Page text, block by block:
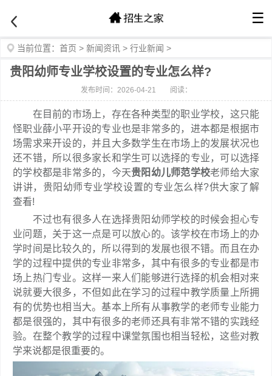
☰
当前位置： 首页 > 新闻资讯 > 行业新闻 >
贵阳幼师专业学校设置的专业怎么样?
发布时间：2026-04-21 阅读：
在目前的市场上，存在各种类型的职业学校，这只能
怪职业薛小平开设的专业也是非常多的，进本都是根据市
场需求来开设的，并且大多数学生在市场上的发展状况也
还不错，所以很多家长和学生可以选择的专业，可以选择
的学校都是非常多的，今天贵阳幼儿师范学校老师给大家
讲讲，贵阳幼师专业学校设置的专业怎么样?供大家了解
查看!
不过也有很多人在选择贵阳幼师学校的时候会担心专
业问题，关于这一点是可以放心的。该学校在市场上的办
学时间是比较久的，所以得到的发展也很不错。而且在办
学的过程中提供的专业非常多，其中有很多的专业都是市
场上热门专业。这样一来人们能够进行选择的机会相对来
说就要大很多，不但如此在学习的过程中教学质量上所拥
有的优势也相当大。基本上所有从事教学的老师专业能力
都是很强的，其中有很多的老师还具有非常不错的实践经
验。在整个教学的过程中课堂氛围也相当轻松，这些对教
学来说都是很重要的。